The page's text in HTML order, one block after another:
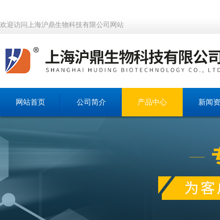
欢迎访问上海沪鼎生物科技有限公司网站
网站首页 公司简介 产品中心 新闻